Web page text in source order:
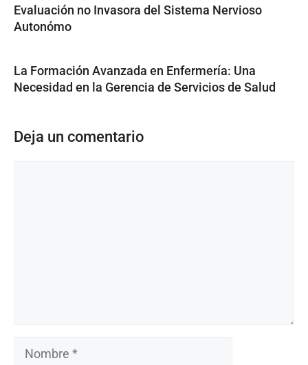
Evaluación no Invasora del Sistema Nervioso
Autonómo
La Formación Avanzada en Enfermería: Una
Necesidad en la Gerencia de Servicios de Salud
Deja un comentario
Nombre